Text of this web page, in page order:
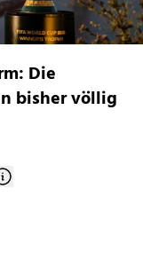
Die
bisher völlig